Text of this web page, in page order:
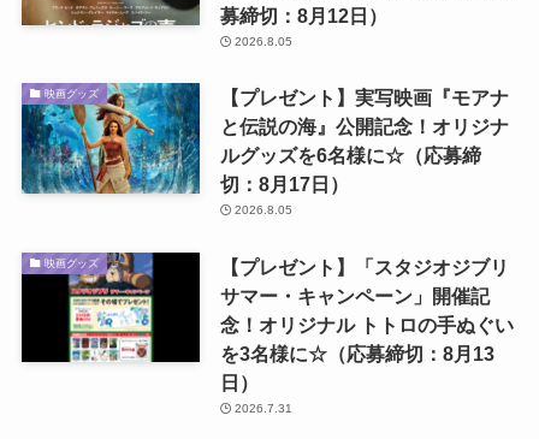
募締切：8月12日）
2026.8.05
映画グッズ
【プレゼント】実写映画『モアナ
と伝説の海』公開記念！オリジナ
ルグッズを6名様に☆（応募締
切：8月17日）
2026.8.05
映画グッズ
【プレゼント】「スタジオジブリ
サマー・キャンペーン」開催記
念！オリジナル トトロの手ぬぐい
を3名様に☆（応募締切：8月13
日）
2026.7.31